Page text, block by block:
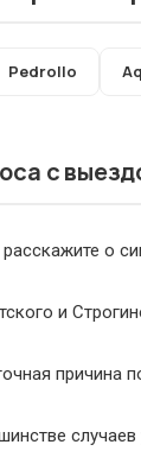
Pedrollo
с
о
и
причина